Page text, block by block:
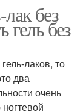
без
без
лаков, то
два
очень